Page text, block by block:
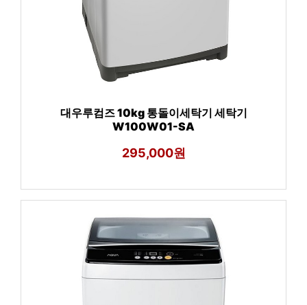
대우루컴즈 10kg 통돌이세탁기 세탁기
W100W01-SA
295,000원